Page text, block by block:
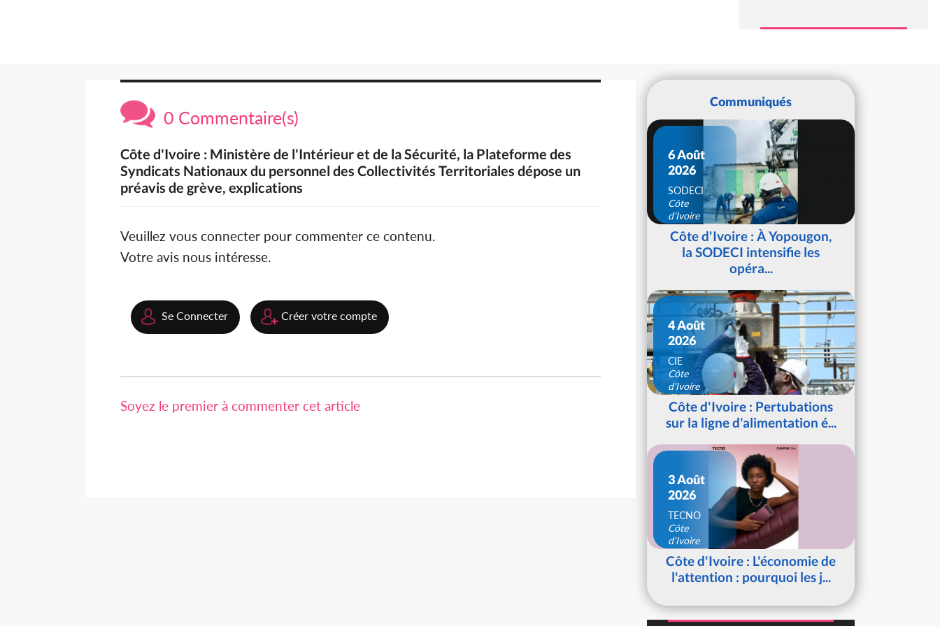
0 Commentaire(s)
Côte d'Ivoire : Ministère de l'Intérieur et de la Sécurité, la Plateforme des
Syndicats Nationaux du personnel des Collectivités Territoriales dépose un
préavis de grève, explications
Veuillez vous connecter pour commenter ce contenu.
Votre avis nous intéresse.
Se Connecter Créer votre compte
Soyez le premier à commenter cet article
Communiqués
6 Août
2026
SODECI
Côte
d'Ivoire
Côte d'Ivoire : À Yopougon,
la SODECI intensifie les
opéra...
4 Août
2026
CIE
Côte
d'Ivoire
Côte d'Ivoire : Pertubations
sur la ligne d'alimentation é...
3 Août
2026
TECNO
Côte
d'Ivoire
Côte d'Ivoire : L'économie de
l'attention : pourquoi les j...